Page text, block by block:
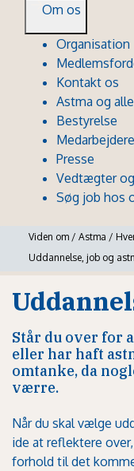
Om os
Organisation
Kontakt os
Astma og
Bestyrelse
Medarbejdere
Presse
Vedtægter
Søg job hos
Viden om / Astma /
Uddannelse, job og
Står du over for
eller har haft
omtanke, da
værre.
Når du skal vælge
ide at reflektere
forhold til det